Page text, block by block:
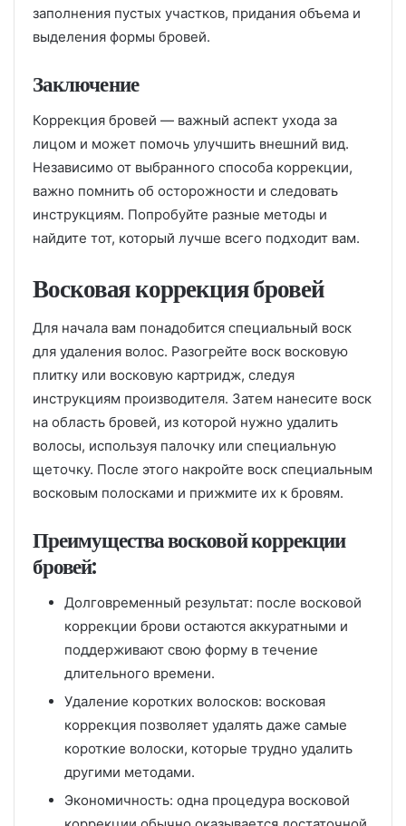
заполнения пустых участков, придания объема и
выделения формы бровей.
Заключение
Коррекция бровей — важный аспект ухода за
лицом и может помочь улучшить внешний вид.
Независимо от выбранного способа коррекции,
важно помнить об осторожности и следовать
инструкциям. Попробуйте разные методы и
найдите тот, который лучше всего подходит вам.
Восковая коррекция бровей
Для начала вам понадобится специальный воск
для удаления волос. Разогрейте воск восковую
плитку или восковую картридж, следуя
инструкциям производителя. Затем нанесите воск
на область бровей, из которой нужно удалить
волосы, используя палочку или специальную
щеточку. После этого накройте воск специальным
восковым полосками и прижмите их к бровям.
Преимущества восковой коррекции
бровей:
Долговременный результат: после восковой
коррекции брови остаются аккуратными и
поддерживают свою форму в течение
длительного времени.
Удаление коротких волосков: восковая
коррекция позволяет удалять даже самые
короткие волоски, которые трудно удалить
другими методами.
Экономичность: одна процедура восковой